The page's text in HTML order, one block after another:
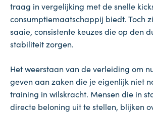
traag in vergelijking met de snelle
consumptiemaatschappij biedt. Toch
saaie, consistente keuzes die op den
stabiliteit zorgen.
Het weerstaan van de verleiding om
geven aan zaken die je eigenlijk niet
training in wilskracht. Mensen die in
directe beloning uit te stellen, blijken